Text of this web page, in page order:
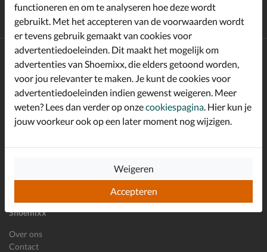
Gratisverzending en retour*
Achterafbetalen
Shoemixx
Over ons
Contact
Altijd op de hoogte zijn?
Schrijf je in voor de Shoemixx nieuwsbrief en ontvang €10,-
welkomstkorting!*
E-mailadres
functioneren en om te analyseren hoe deze wordt
gebruikt. Met het accepteren van de voorwaarden wordt
er tevens gebruik gemaakt van cookies voor
advertentiedoeleinden. Dit maakt het mogelijk om
advertenties van Shoemixx, die elders getoond worden,
voor jou relevanter te maken. Je kunt de cookies voor
advertentiedoeleinden indien gewenst weigeren. Meer
weten? Lees dan verder op onzecookiespagina . Hier kun je
jouw voorkeur ook op een later moment nog wijzigen.
Accepteren
Weigeren